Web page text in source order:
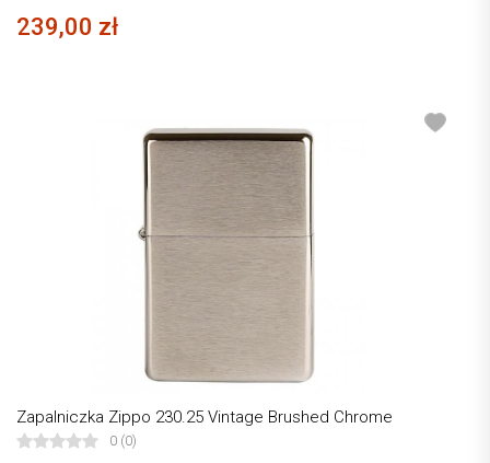
239,00 zł
Zapalniczka Zippo 230.25 Vintage Brushed Chrome
0 (0)